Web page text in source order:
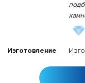
Изготовление